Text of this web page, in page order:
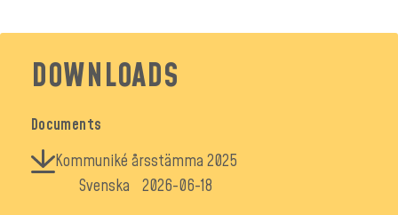
DOWNLOADS
Documents
Kommuniké årsstämma 2025
Svenska 2026-06-18